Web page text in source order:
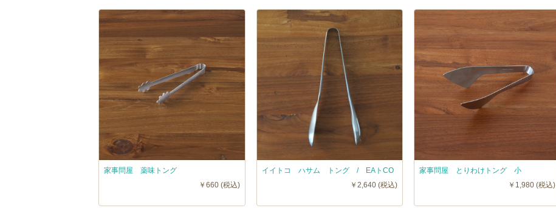
家事問屋 薬味トング
￥660 (税込)
イイトコ ハサム トング / EAトCO
￥2,640 (税込)
家事問屋 とりわけトング 小
￥1,980 (税込)